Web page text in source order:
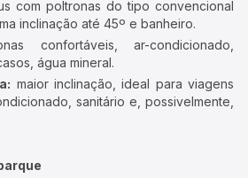
com poltronas do tipo convencional
inclinação até 45º e banheiro.
confortáveis, ar-condicionado,
água mineral.
maior inclinação, ideal para viagens
sanitário e, possivelmente,